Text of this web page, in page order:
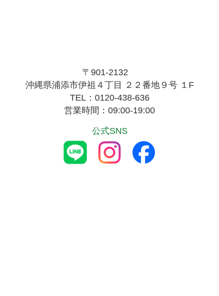
〒901-2132
沖縄県浦添市伊祖４丁目 ２２番地９号 １F
TEL：0120-438-636
営業時間：09:00-19:00
公式SNS